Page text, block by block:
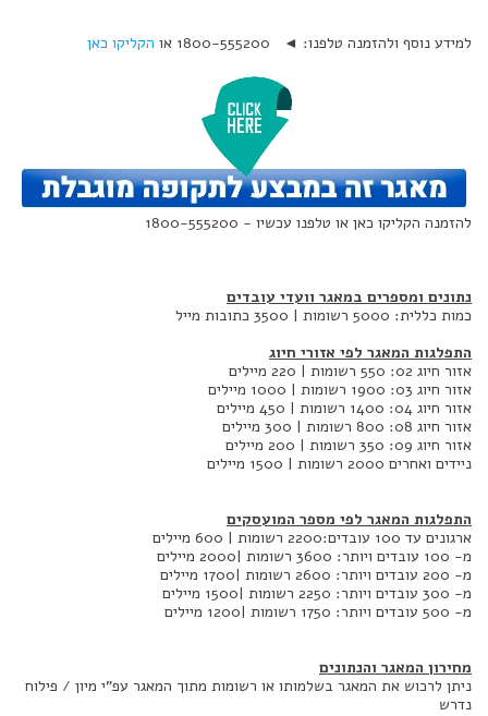
למידע נוסף ולהזמנה טלפנו: ◄ 1800-555200 או הקליקו כאן
להזמנה הקליקו כאן או טלפנו עכשיו - 1800-555200
נתונים ומספרים במאגר וועדי עובדים
כמות כללית: 5000 רשומות | 3500 כתובות מייל
התפלגות המאגר לפי אזורי חיוג
אזור חיוג 02: 550 רשומות | 220 מיילים
אזור חיוג 03: 1900 רשומות | 1000 מיילים
אזור חיוג 04: 1400 רשומות | 450 מיילים
אזור חיוג 08: 800 רשומות | 300 מיילים
אזור חיוג 09: 350 רשומות | 200 מיילים
ניידים ואחרים 2000 רשומות | 1500 מיילים
התפלגות המאגר לפי מספר המועסקים
ארגונים עד 100 עובדים:2200 רשומות | 600 מיילים
מ- 100 עובדים ויותר: 3600 רשומות |2000 מיילים
מ- 200 עובדים ויותר: 2600 רשומות |1700 מיילים
מ- 300 עובדים ויותר: 2250 רשומות |1500 מיילים
מ- 500 עובדים ויותר: 1750 רשומות |1200 מיילים
מחירון המאגר והנתונים
ניתן לרכוש את המאגר בשלמותו או רשומות מתוך המאגר עפ"י מיון / פילוח
נדרש